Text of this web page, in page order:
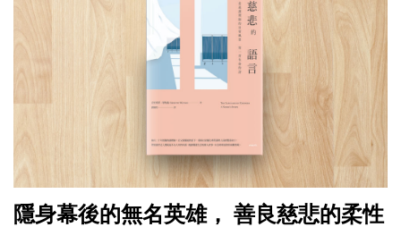
隱身幕後的無名英雄， 善良慈悲的柔性